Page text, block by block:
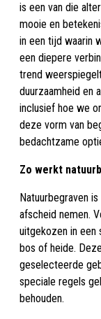
is een van die
mooie en
in een tijd waarin
een diepere
trend
duurzaamheid en
inclusief hoe we
deze vorm van
bedachtzame
Zo werkt
Natuurbegraven
afscheid nemen.
uitgekozen in een
bos of heide.
geselecteerde
speciale regels
behouden.